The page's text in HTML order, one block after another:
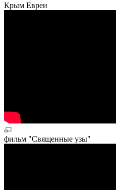
Крым Евреи
фильм "Священные узы"